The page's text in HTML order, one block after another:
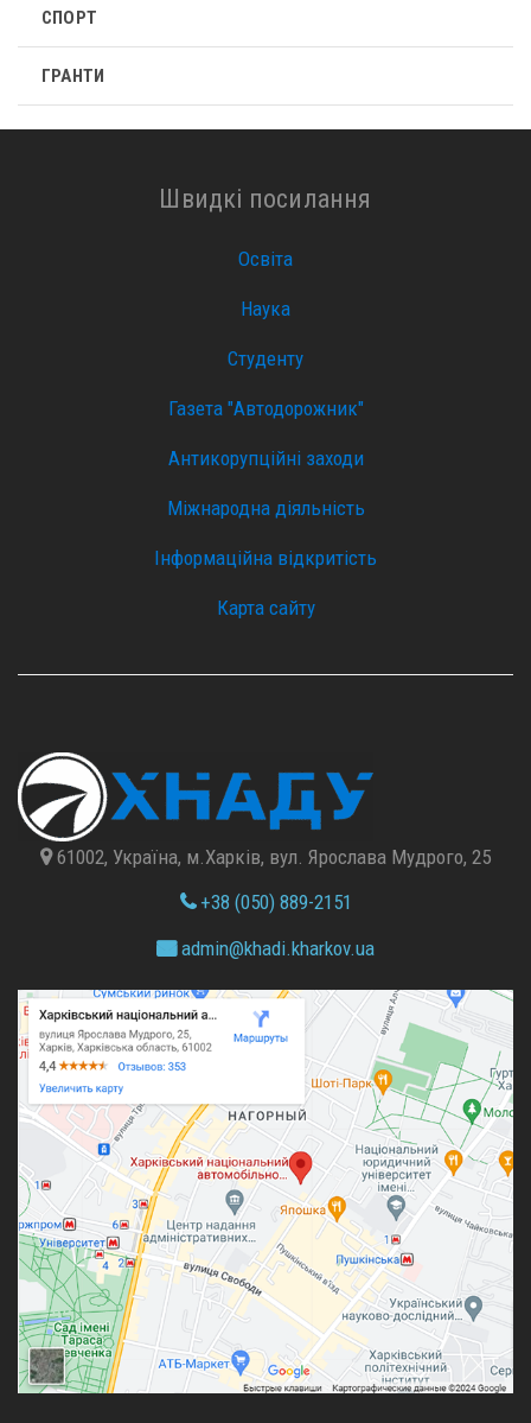
СПОРТ
ГРАНТИ
Швидкі посилання
Освіта
Наука
Студенту
Газета "Автодорожник"
Антикорупційні заходи
Міжнародна діяльність
Інформаційна відкритість
Карта сайту
61002, Україна, м.Харків, вул. Ярослава Мудрого, 25
+38 (050) 889-2151
admin@khadi.kharkov.ua